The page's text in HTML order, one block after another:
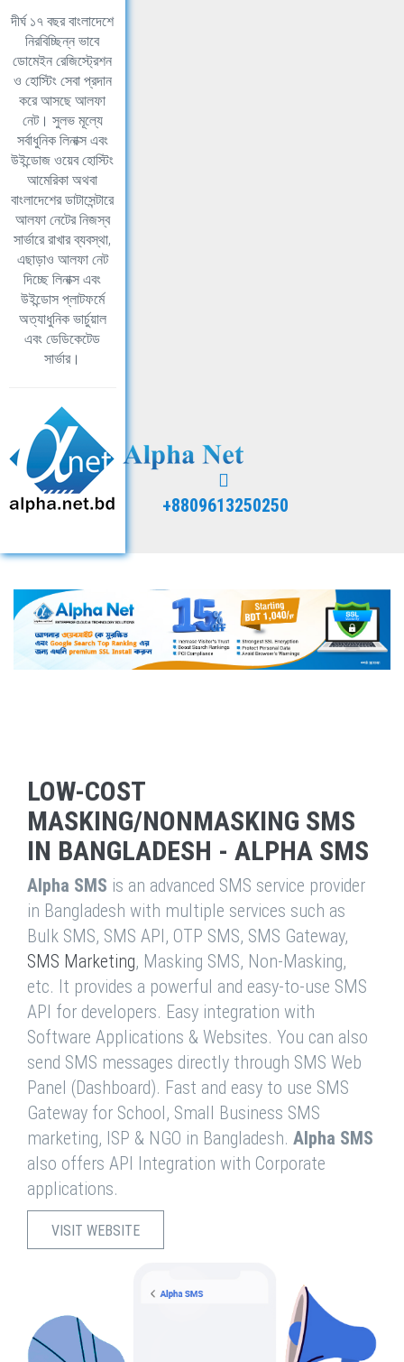
দীর্ঘ ১৭ বছর বাংলাদেশে
নিরবিচ্ছিন্ন ভাবে
ডোমেইন রেজিস্ট্রেশন
ও হোস্টিং সেবা প্রদান
করে আসছে আলফা
নেট। সুলভ মূল্যে
সর্বাধুনিক লিনাক্স এবং
উইন্ডোজ ওয়েব হোস্টিং
আমেরিকা অথবা
বাংলাদেশের ডাটাসেন্টারে
আলফা নেটের নিজস্ব
সার্ভারে রাখার ব্যবস্থা,
এছাড়াও আলফা নেট
দিচ্ছে লিনাক্স এবং
উইন্ডোস প্লাটফর্মে
অত্যাধুনিক ভার্চুয়াল
এবং ডেডিকেটেড
সার্ভার।
+8809613250250
LOW-COST
MASKING/NONMASKING SMS
IN BANGLADESH - ALPHA SMS
Alpha SMS is an advanced SMS service provider
in Bangladesh with multiple services such as
Bulk SMS, SMS API, OTP SMS, SMS Gateway,
SMS Marketing, Masking SMS, Non-Masking,
etc. It provides a powerful and easy-to-use SMS
API for developers. Easy integration with
Software Applications & Websites. You can also
send SMS messages directly through SMS Web
Panel (Dashboard). Fast and easy to use SMS
Gateway for School, Small Business SMS
marketing, ISP & NGO in Bangladesh. Alpha SMS
also offers API Integration with Corporate
applications.
VISIT WEBSITE